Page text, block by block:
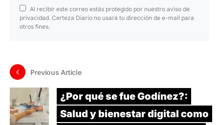
Al recibir este correo estás protegido por nuestro aviso de
privacidad. Certeza Diario no usará tu dirección de e-mail para
otros fines.
Previous Article
¿Por qué se fue Godínez?:
Salud y bienestar digital como